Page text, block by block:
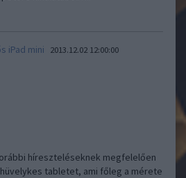
iPad mini 2013.12.02 12:00:00
híreszteléseknek megfelelően
tabletet, ami főleg a mérete